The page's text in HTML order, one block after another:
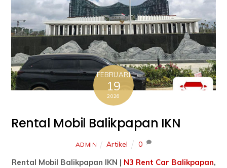
FEBRUARI
19
2026
Rental Mobil Balikpapan IKN
ADMIN Artikel 0
Rental Mobil Balikpapan IKN | N3 Rent Car Balikpapan,